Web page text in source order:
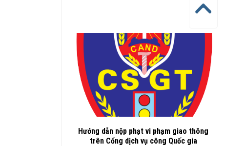
Hướng dẫn nộp phạt vi phạm giao thông
trên Cổng dịch vụ công Quốc gia